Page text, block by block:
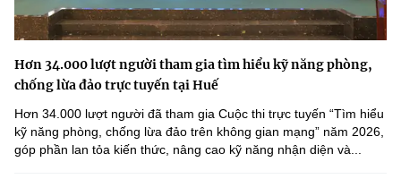
Hơn 34.000 lượt người tham gia tìm hiểu kỹ năng phòng,
chống lừa đảo trực tuyến tại Huế
Hơn 34.000 lượt người đã tham gia Cuộc thi trực tuyến “Tìm hiểu
kỹ năng phòng, chống lừa đảo trên không gian mạng” năm 2026,
góp phần lan tỏa kiến thức, nâng cao kỹ năng nhận diện và...